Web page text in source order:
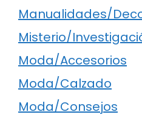
Manualidades/
Misterio/
Moda/Accesorios
Moda/Calzado
Moda/Consejos